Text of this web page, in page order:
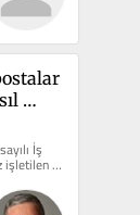
İş
işletilen ve